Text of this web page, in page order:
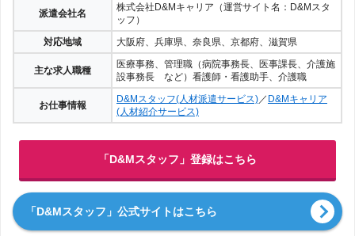
派遣会社名
株式会社D&Mキャリア（運営サイト名：D&Mスタ
ッフ）
対応地域
大阪府、兵庫県、奈良県、京都府、滋賀県
主な求人職種
医療事務、管理職（病院事務長、医事課長、介護施
設事務長 など）看護師・看護助手、介護職
お仕事情報
D&Mスタッフ(人材派遣サービス)／ D&Mキャリア
(人材紹介サービス)
「D&Mスタッフ」登録はこちら
「D&Mスタッフ」公式サイトはこちら